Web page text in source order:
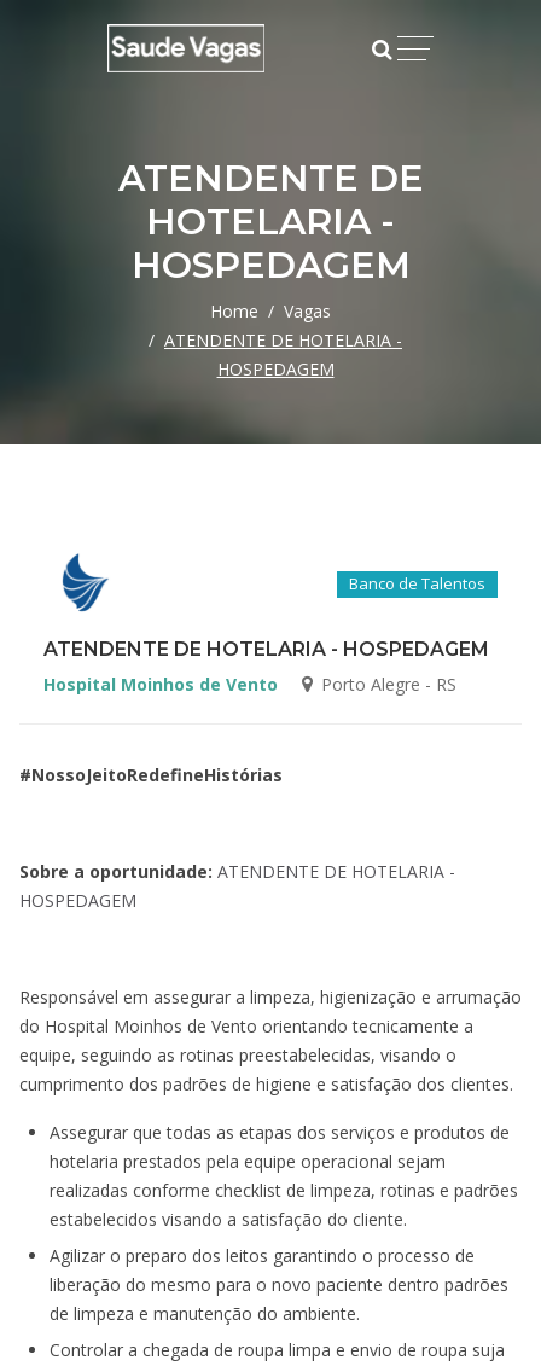
ATENDENTE DE
HOTELARIA -
HOSPEDAGEM
Home
Vagas
ATENDENTE DE HOTELARIA -
HOSPEDAGEM
Banco de Talentos
ATENDENTE DE HOTELARIA - HOSPEDAGEM
Hospital Moinhos de Vento
Porto Alegre - RS
#NossoJeitoRedefineHistórias
Sobre a oportunidade: ATENDENTE DE HOTELARIA -
HOSPEDAGEM
Responsável em assegurar a limpeza, higienização e arrumação
do Hospital Moinhos de Vento orientando tecnicamente a
equipe, seguindo as rotinas preestabelecidas, visando o
cumprimento dos padrões de higiene e satisfação dos clientes.
Assegurar que todas as etapas dos serviços e produtos de
hotelaria prestados pela equipe operacional sejam
realizadas conforme checklist de limpeza, rotinas e padrões
estabelecidos visando a satisfação do cliente.
Agilizar o preparo dos leitos garantindo o processo de
liberação do mesmo para o novo paciente dentro padrões
de limpeza e manutenção do ambiente.
Controlar a chegada de roupa limpa e envio de roupa suja